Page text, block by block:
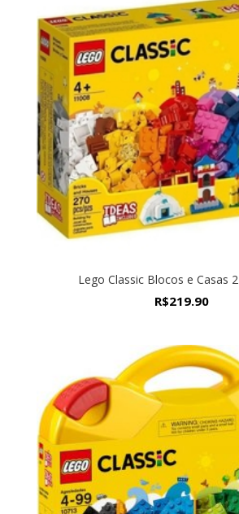
Lego Classic Blocos e Casas
R$219.90